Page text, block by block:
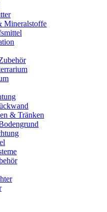
Mineralstoffe
& Tränken